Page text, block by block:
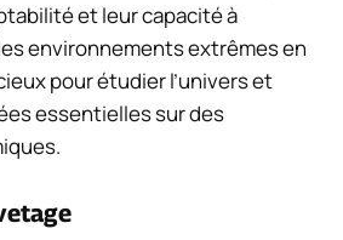
et leur capacité à
environnements extrêmes en
pour étudier l’univers et
essentielles sur des